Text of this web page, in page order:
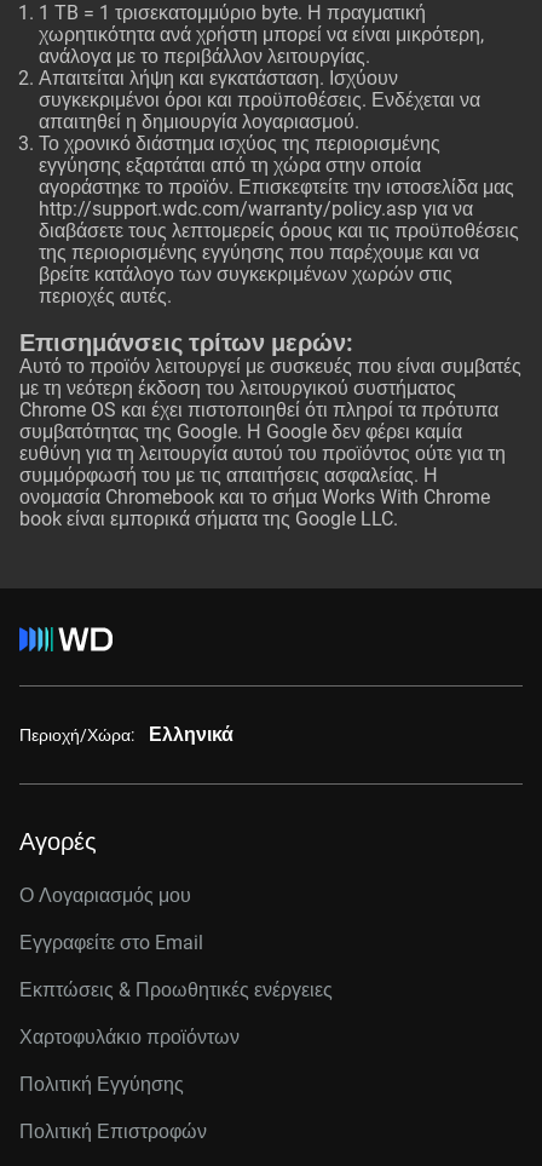
1 TB = 1 τρισεκατομμύριο byte. Η πραγματική
χωρητικότητα ανά χρήστη μπορεί να είναι μικρότερη,
ανάλογα με το περιβάλλον λειτουργίας.
Απαιτείται λήψη και εγκατάσταση. Ισχύουν
συγκεκριμένοι όροι και προϋποθέσεις. Ενδέχεται να
απαιτηθεί η δημιουργία λογαριασμού.
Το χρονικό διάστημα ισχύος της περιορισμένης
εγγύησης εξαρτάται από τη χώρα στην οποία
αγοράστηκε το προϊόν. Επισκεφτείτε την ιστοσελίδα μας
http://support.wdc.com/warranty/policy.asp για να
διαβάσετε τους λεπτομερείς όρους και τις προϋποθέσεις
της περιορισμένης εγγύησης που παρέχουμε και να
βρείτε κατάλογο των συγκεκριμένων χωρών στις
περιοχές αυτές.
Επισημάνσεις τρίτων μερών:
Αυτό το προϊόν λειτουργεί με συσκευές που είναι συμβατές
με τη νεότερη έκδοση του λειτουργικού συστήματος
Chrome OS και έχει πιστοποιηθεί ότι πληροί τα πρότυπα
συμβατότητας της Google. Η Google δεν φέρει καμία
ευθύνη για τη λειτουργία αυτού του προϊόντος ούτε για τη
συμμόρφωσή του με τις απαιτήσεις ασφαλείας. Η
ονομασία Chromebook και το σήμα Works With Chrome
book είναι εμπορικά σήματα της Google LLC.
Περιοχή/Χώρα: Ελληνικά
Αγορές
Ο Λογαριασμός μου
Εγγραφείτε στo Email
Εκπτώσεις & Προωθητικές ενέργειες
Χαρτοφυλάκιο προϊόντων
Πολιτική Εγγύησης
Πολιτική Επιστροφών